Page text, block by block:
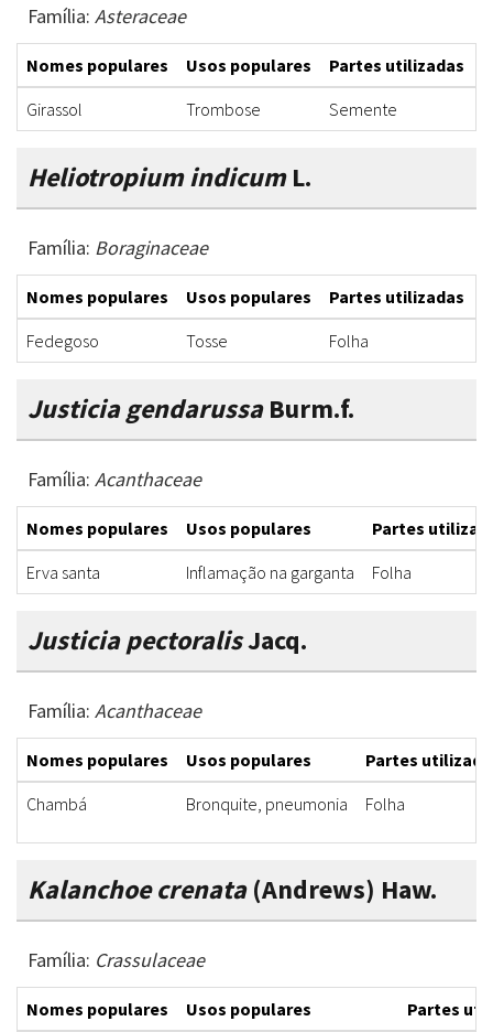
Família: Asteraceae
Nomes populares Usos populares Partes utilizadas
Girassol
Trombose Semente
Heliotropium indicumL.
Família: Boraginaceae
Nomes populares Usos populares Partes utilizadas
Fedegoso
Tosse Folha
Justicia gendarussaBurm.f.
Família: Acanthaceae
Nomes populares Usos populares
Partes
Erva santa
Inflamação na garganta Folha
Justicia pectoralisJacq.
Família: Acanthaceae
Nomes populares Usos populares
Partes
Chambá
Bronquite, pneumonia Folha
Kalanchoe crenata(Andrews) Haw.
Família: Crassulaceae
Nomes populares Usos populares
Partes